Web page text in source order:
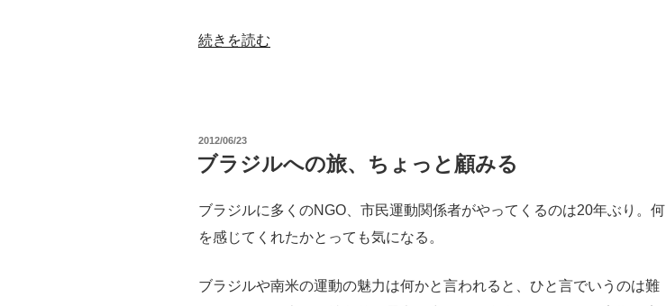
“バ
イ
ラ
シ
ー
題
続きを読む
投
日:
2012/06/23
ブラジルへの旅、ちょっと顧みる
ブラジルに多くのNGO、市民運動関係者がやってくるのは20年ぶり。何
を感じてくれたかとっても気になる。
ブラジルや南米の運動の魅力は何かと言われると、ひと言でいうのは難